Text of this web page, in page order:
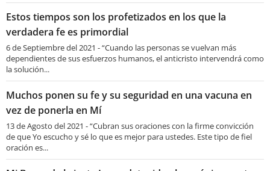
Estos tiempos son los profetizados en los que la
verdadera fe es primordial
6 de Septiembre del 2021 - “Cuando las personas se vuelvan más
dependientes de sus esfuerzos humanos, el anticristo intervendrá como
la solución...
Muchos ponen su fe y su seguridad en una vacuna en
vez de ponerla en Mí
13 de Agosto del 2021 - “Cubran sus oraciones con la firme convicción
de que Yo escucho y sé lo que es mejor para ustedes. Este tipo de fiel
oración es...